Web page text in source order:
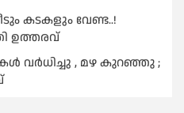
കടകളും വേണ്ട..!
ഉത്തരവ്
വര്‍ധിച്ചു , മഴ കുറഞ്ഞു ;